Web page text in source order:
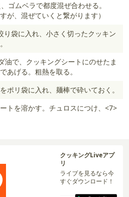
ゴムベラで都度混ぜ合わせる。
が、混ぜていくと繋がります）
り袋に入れ、小さく切ったクッキン
で、クッキングシートにのせたま
あげる。粗熱を取る。
ポリ袋に入れ、麺棒で砕いておく。
トを溶かす。チュロスにつけ、<7>
クッキングLiveアプ
リ
ライブを見るなら今
すぐダウンロード！